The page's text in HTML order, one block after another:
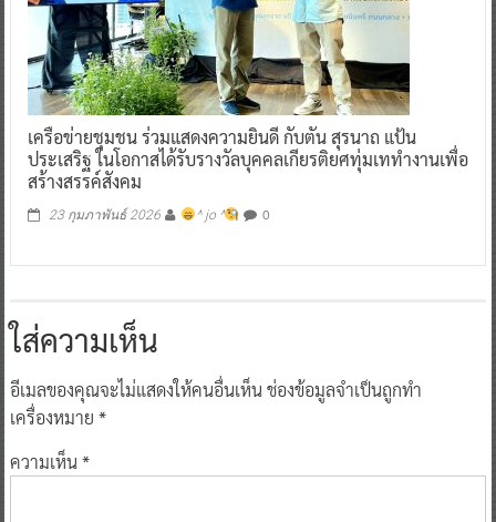
เครือข่ายชุมชน ร่วมแสดงความยินดี กับตัน สุรนาถ แป้น
ประเสริฐ ในโอกาสได้รับรางวัลบุคคลเกียรติยศทุ่มเททำงานเพื่อ
สร้างสรรค์สังคม
23 กุมภาพันธ์ 2026 ^ jo ^ 0
ใส่ความเห็น
อีเมลของคุณจะไม่แสดงให้คนอื่นเห็นช่องข้อมูลจำเป็นถูกทำ
เครื่องหมาย *
ความเห็น*